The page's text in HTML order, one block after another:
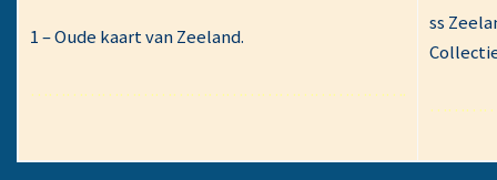
1 – Oude kaart van Zeeland.
……………………………………………………….
ss